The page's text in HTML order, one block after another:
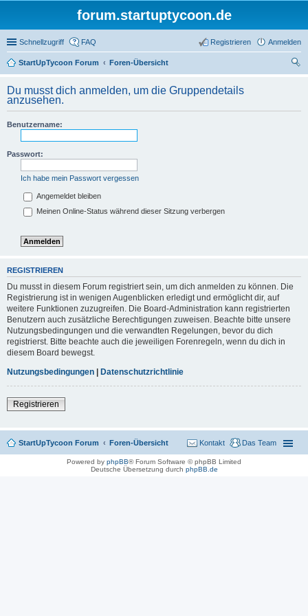
forum.startuptycoon.de
Schnellzugriff FAQ Anmelden
Registrieren
StartUpTycoon Forum
Foren-Übersicht
Du musst dich anmelden, um die Gruppendetails
anzusehen.
Benutzername:
Passwort:
Ich habe mein Passwort vergessen
Angemeldet bleiben
Meinen Online-Status während dieser Sitzung verbergen
REGISTRIEREN
Du musst in diesem Forum registriert sein, um dich anmelden zu können. Die
Registrierung ist in wenigen Augenblicken erledigt und ermöglicht dir, auf
weitere Funktionen zuzugreifen. Die Board-Administration kann registrierten
Benutzern auch zusätzliche Berechtigungen zuweisen. Beachte bitte unsere
Nutzungsbedingungen und die verwandten Regelungen, bevor du dich
registrierst. Bitte beachte auch die jeweiligen Forenregeln, wenn du dich in
diesem Board bewegst.
Nutzungsbedingungen | Datenschutzrichtlinie
Registrieren
StartUpTycoon Forum Foren-Übersicht Das Team
Kontakt
Powered by phpBB® Forum Software © phpBB Limited
Deutsche Übersetzung durch phpBB.de